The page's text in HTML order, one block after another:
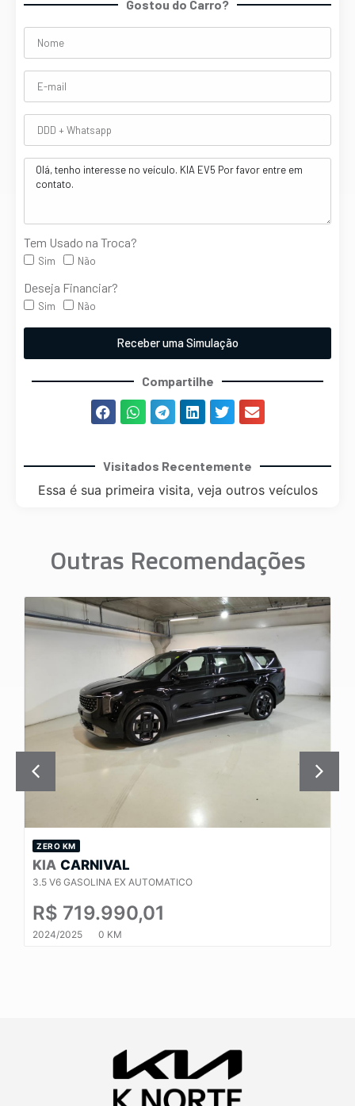
Gostou do Carro?
Tem Usado na Troca?
Sim Não
Deseja Financiar?
Sim Não
Receber uma Simulação
Compartilhe
Visitados Recentemente
Essa é sua primeira visita, veja outros veículos
Outras Recomendações
ZERO KM
KIA CARNIVAL
3.5 V6 GASOLINA EX AUTOMATICO
R$ 719.990,01
2024/2025 0 KM